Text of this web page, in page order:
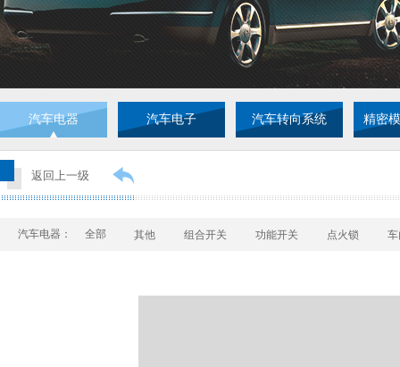
汽车电器 汽车电子 汽车转向系统 精密
返回上一级
汽车电器： 全部 其他 组合开关 功能开关 点火锁